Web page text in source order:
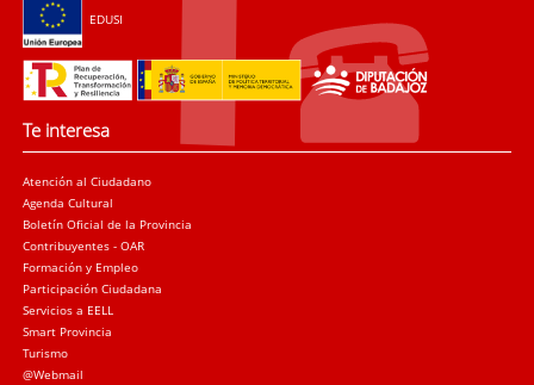
EDUSI
Te interesa
Atención al Ciudadano
Agenda Cultural
Boletín Oficial de la Provincia
Contribuyentes - OAR
Formación y Empleo
Participación Ciudadana
Servicios a EELL
Smart Provincia
Turismo
@Webmail